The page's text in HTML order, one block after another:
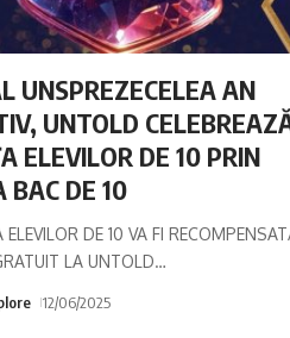
UNSPREZECELEA AN
UNTOLD
ELEVILOR DE 10 PRIN
BAC DE 10
DE 10 VA FI
LA UNTOLD…
12/06/2025